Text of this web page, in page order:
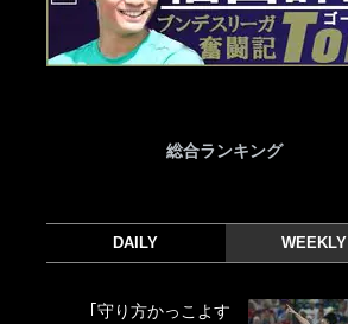
総合ランキング
DAILY WEEKLY
｢守り方かっこよす